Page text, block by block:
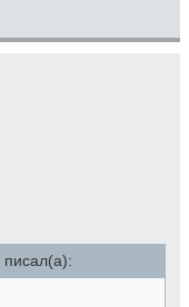
писал(а):